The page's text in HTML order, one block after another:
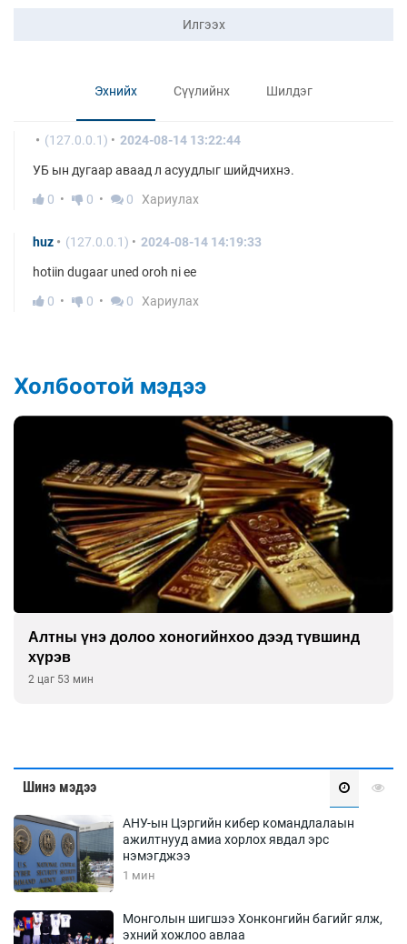
Илгээх
Эхнийх Сүүлийнх Шилдэг
(127.0.0.1) 2024-08-14 13:22:44
УБ ын дугаар аваад л асуудлыг шийдчихнэ.
0
0 0 Хариулах
huz (127.0.0.1) 2024-08-14 14:19:33
hotiin dugaar uned oroh ni ee
0
0 0 Хариулах
Холбоотой мэдээ
Алтны үнэ долоо хоногийнхоо дээд түвшинд
хүрэв
2 цаг 53 мин
Шинэ мэдээ
АНУ-ын Цэргийн кибер командлалаын
ажилтнууд амиа хорлох явдал эрс
нэмэгджээ
1 мин
Монголын шигшээ Хонконгийн багийг ялж,
эхний хожлоо авлаа